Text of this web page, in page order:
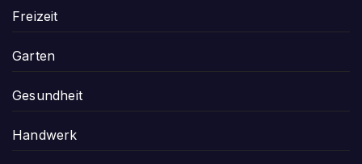
Freizeit
Garten
Gesundheit
Handwerk